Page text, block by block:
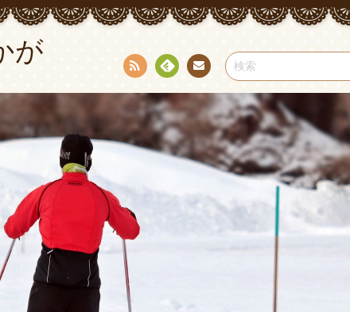
が
RSS Fee
dly
い合